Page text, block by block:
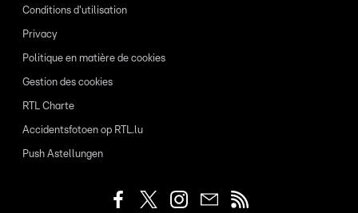
Conditions d'utilisation
Privacy
Politique en matière de cookies
Gestion des cookies
RTL Charte
Accidentsfotoen op RTL.lu
Push Astellungen